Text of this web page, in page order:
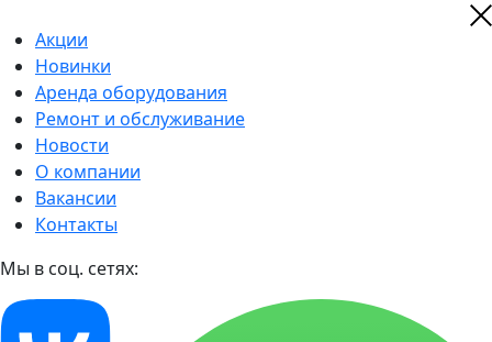
Акции
Новинки
Аренда оборудования
Ремонт и обслуживание
Новости
О компании
Вакансии
Контакты
Мы в соц. сетях: